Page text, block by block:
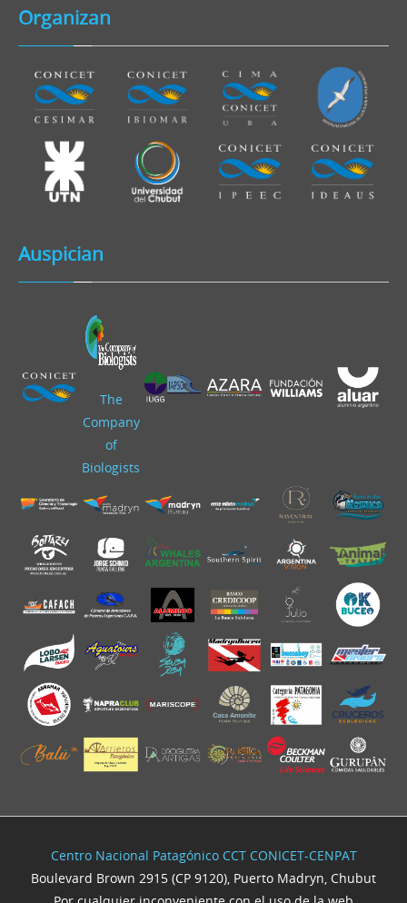
Organizan
Auspician
The
Company
of
Biologists
Centro Nacional Patagónico CCT CONICET-CENPAT
Boulevard Brown 2915 (CP 9120), Puerto Madryn, Chubut